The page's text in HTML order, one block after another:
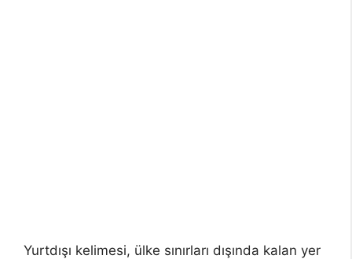
Yurtdışı kelimesi, ülke sınırları dışında kalan yer